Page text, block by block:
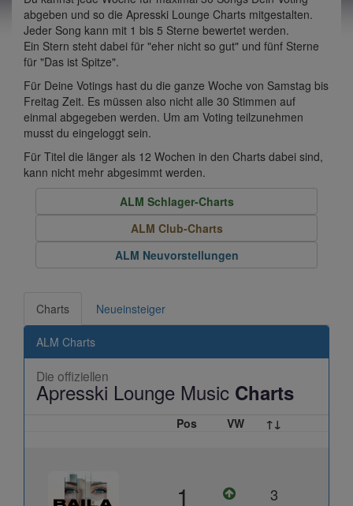
abgeben und so die Apresski Lounge Charts mitgestalten.
Jeder Song kann mit 1 bis 5 Sterne bewertet werden.
Ein Stern steht dabei für "eher nicht so gut" und fünf Sterne
für "Das ist Spitze".
Für Deine Votings hast du die ganze Woche von Samstag bis
Freitag Zeit. Es müssen also nicht alle 30 Stimmen auf
einmal abgegeben werden. Um am Voting teilzunehmen
musst du eingeloggt sein.
Für Titel die länger als 12 Wochen in den Charts dabei sind,
kann nicht mehr abgesimmt werden.
ALM Schlager-Charts
ALM Club-Charts
ALM Neuvorstellungen
Charts Neueinsteiger
ALM Charts
Die offiziellen
Apresski Lounge Music Charts
Pos VW ↑↓
1 3